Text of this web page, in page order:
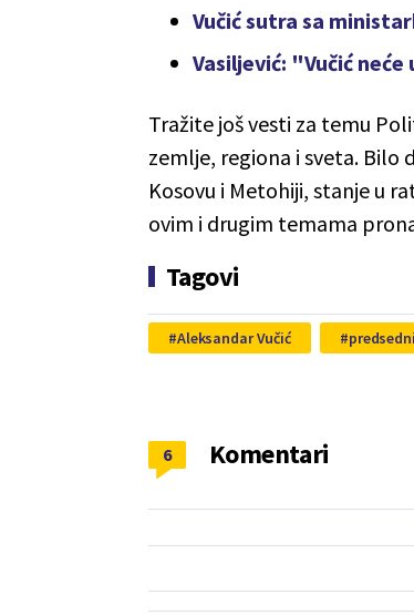
Vučić sutra sa
Vasiljević: "Vučić
Tražite još vesti za temu
zemlje, regiona i sveta. Bilo
Kosovu i Metohiji, stanje u
ovim i drugim temama
Tagovi
Aleksandar Vučić
Komentari
6